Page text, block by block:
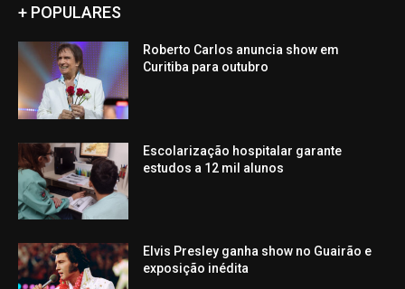
+ POPULARES
Roberto Carlos anuncia show em
Curitiba para outubro
Escolarização hospitalar garante
estudos a 12 mil alunos
Elvis Presley ganha show no Guairão e
exposição inédita